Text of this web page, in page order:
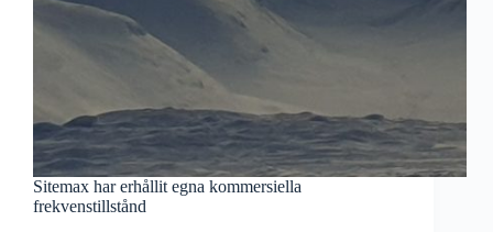
Sitemax har erhållit egna kommersiella
frekvenstillstånd